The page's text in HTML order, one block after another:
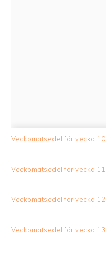
Veckomatsedel för vecka 10
Veckomatsedel för vecka 11
Veckomatsedel för vecka 12
Veckomatsedel för vecka 13